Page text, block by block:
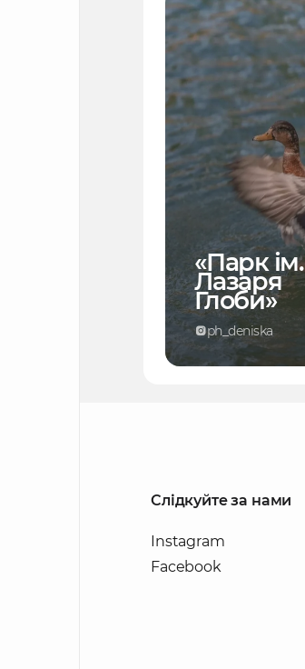
«Парк ім.
Лазаря
Глоби»
ph_deniska
Слідкуйте за нами
Instagram
Facebook